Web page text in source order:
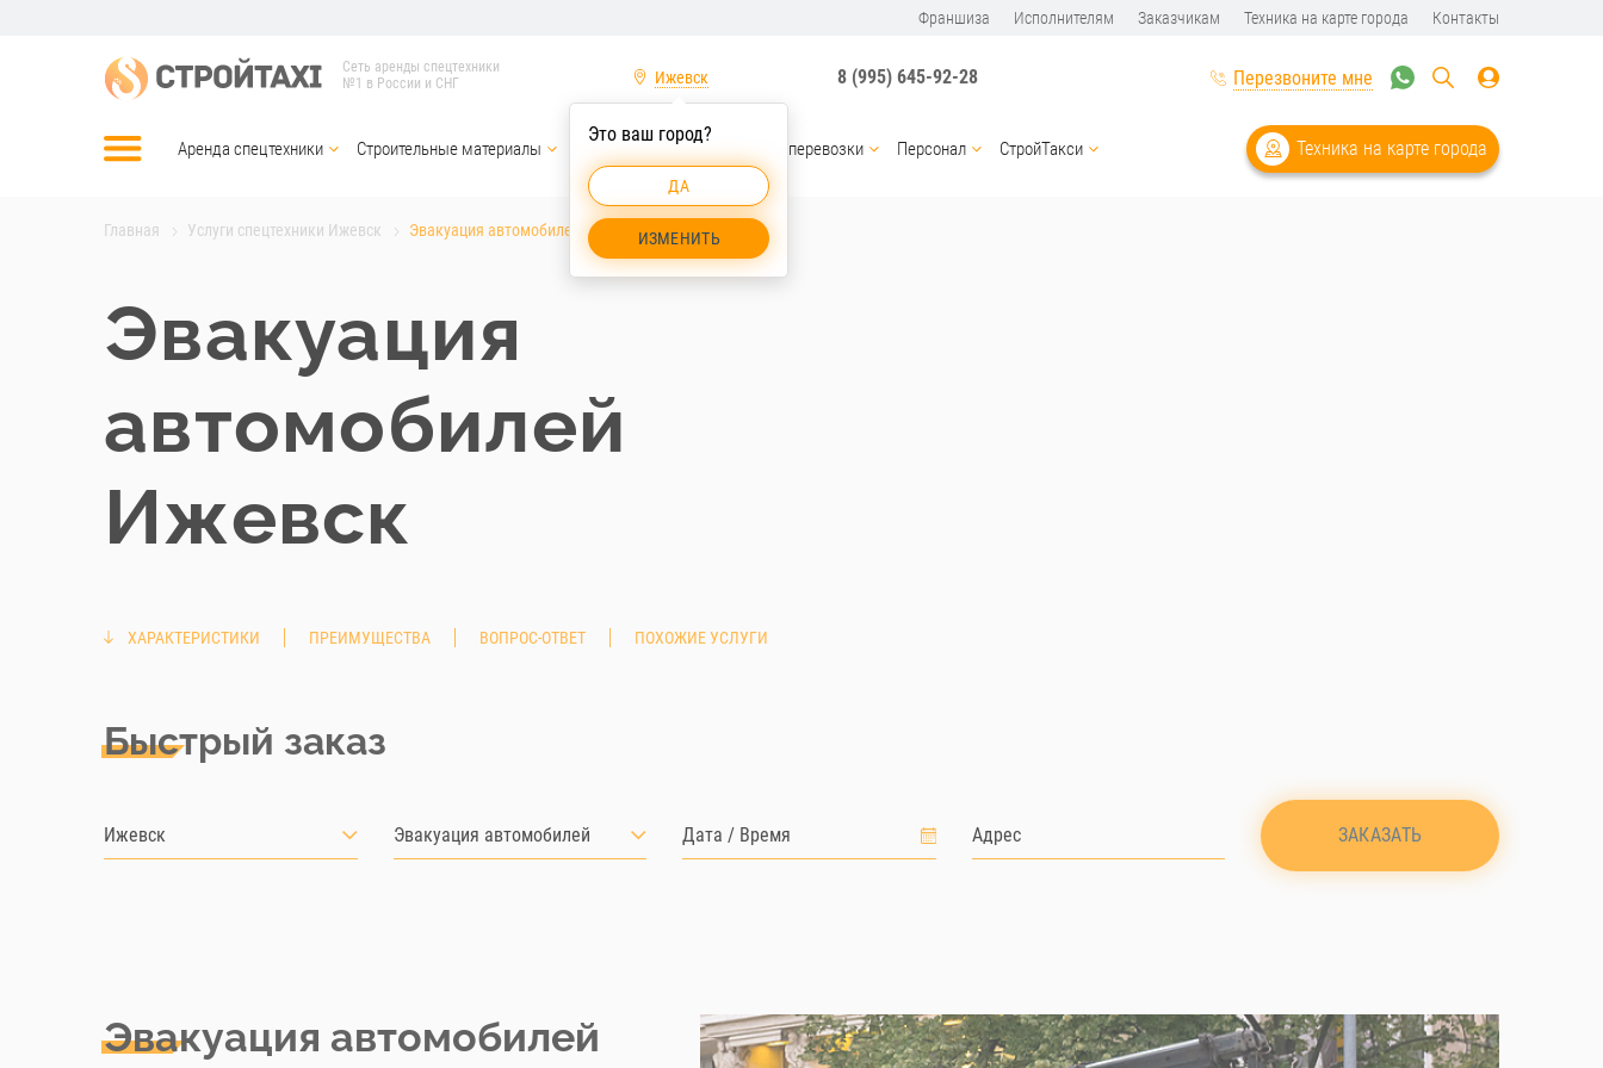
Франшиза Исполнителям Заказчикам Техника на карте города Контакты
Сеть аренды спецтехники
№1 в России и СНГ
Ижевск
Это ваш город?
ДА
ИЗМЕНИТЬ
8 (995) 645-92-28 Перезвоните мне
Аренда спецтехники Строительные материалы Услуги спецтехники Грузоперевозки Персонал СтройТакси Техника на карте города
Главная Услуги спецтехники Ижевск Эвакуация автомобилей Ижевск
Эвакуация
автомобилей
Ижевск
ХАРАКТЕРИСТИКИ ПРЕИМУЩЕСТВА ВОПРОС-ОТВЕТ ПОХОЖИЕ УСЛУГИ
Быстрый заказ
Ижевск Эвакуация автомобилей ЗАКАЗАТЬ
Эвакуация автомобилей